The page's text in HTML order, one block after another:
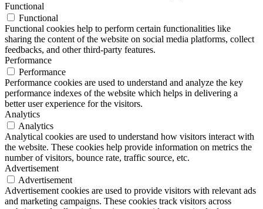
Functional
Functional
Functional cookies help to perform certain functionalities like
sharing the content of the website on social media platforms, collect
feedbacks, and other third-party features.
Performance
Performance
Performance cookies are used to understand and analyze the key
performance indexes of the website which helps in delivering a
better user experience for the visitors.
Analytics
Analytics
Analytical cookies are used to understand how visitors interact with
the website. These cookies help provide information on metrics the
number of visitors, bounce rate, traffic source, etc.
Advertisement
Advertisement
Advertisement cookies are used to provide visitors with relevant ads
and marketing campaigns. These cookies track visitors across